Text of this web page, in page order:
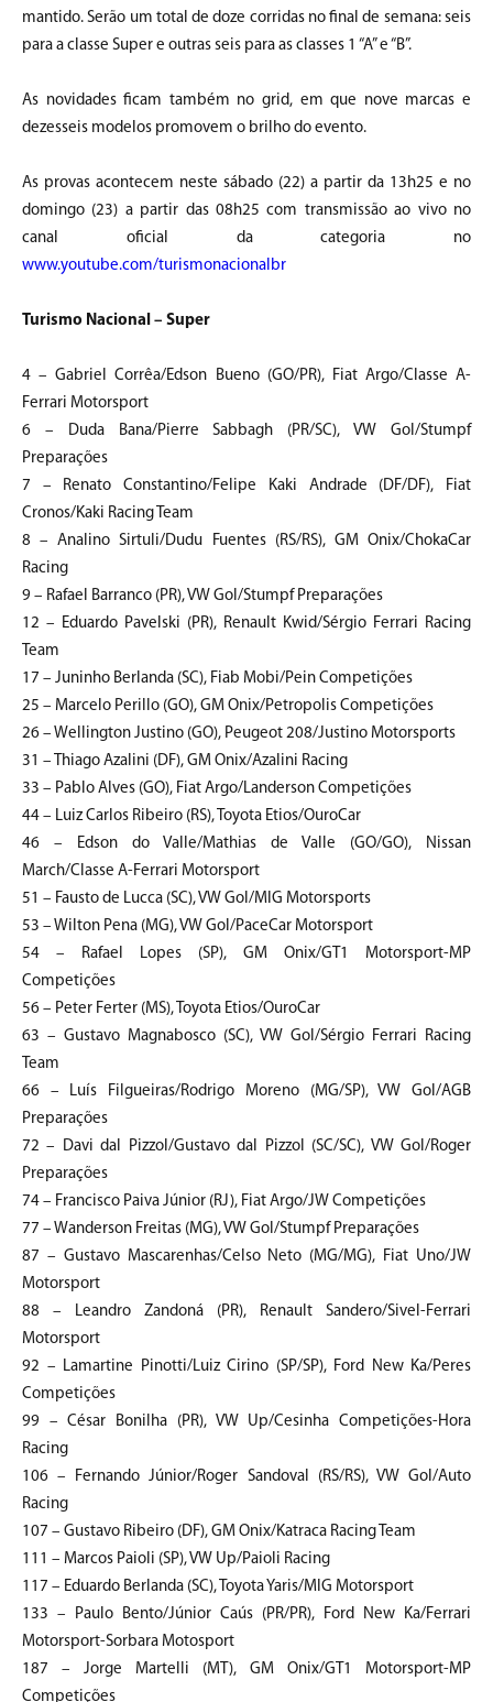
mantido. Serão um total de doze corridas no final de semana: seis
para a classe Super e outras seis para as classes 1 “A” e “B”.
As novidades ficam também no grid, em que nove marcas e
dezesseis modelos promovem o brilho do evento.
As provas acontecem neste sábado (22) a partir da 13h25 e no
domingo (23) a partir das 08h25 com transmissão ao vivo no
canal oficial da categoria no
www.youtube.com/turismonacionalbr
Turismo Nacional – Super
4 – Gabriel Corrêa/Edson Bueno (GO/PR), Fiat Argo/Classe A-
Ferrari Motorsport
6 – Duda Bana/Pierre Sabbagh (PR/SC), VW Gol/Stumpf
Preparações
7 – Renato Constantino/Felipe Kaki Andrade (DF/DF), Fiat
Cronos/Kaki Racing Team
8 – Analino Sirtuli/Dudu Fuentes (RS/RS), GM Onix/ChokaCar
Racing
9 – Rafael Barranco (PR), VW Gol/Stumpf Preparações
12 – Eduardo Pavelski (PR), Renault Kwid/Sérgio Ferrari Racing
Team
17 – Juninho Berlanda (SC), Fiab Mobi/Pein Competições
25 – Marcelo Perillo (GO), GM Onix/Petropolis Competições
26 – Wellington Justino (GO), Peugeot 208/Justino Motorsports
31 – Thiago Azalini (DF), GM Onix/Azalini Racing
33 – Pablo Alves (GO), Fiat Argo/Landerson Competições
44 – Luiz Carlos Ribeiro (RS), Toyota Etios/OuroCar
46 – Edson do Valle/Mathias de Valle (GO/GO), Nissan
March/Classe A-Ferrari Motorsport
51 – Fausto de Lucca (SC), VW Gol/MIG Motorsports
53 – Wilton Pena (MG), VW Gol/PaceCar Motorsport
54 – Rafael Lopes (SP), GM Onix/GT1 Motorsport-MP
Competições
56 – Peter Ferter (MS), Toyota Etios/OuroCar
63 – Gustavo Magnabosco (SC), VW Gol/Sérgio Ferrari Racing
Team
66 – Luís Filgueiras/Rodrigo Moreno (MG/SP), VW Gol/AGB
Preparações
72 – Davi dal Pizzol/Gustavo dal Pizzol (SC/SC), VW Gol/Roger
Preparações
74 – Francisco Paiva Júnior (RJ), Fiat Argo/JW Competições
77 – Wanderson Freitas (MG), VW Gol/Stumpf Preparações
87 – Gustavo Mascarenhas/Celso Neto (MG/MG), Fiat Uno/JW
Motorsport
88 – Leandro Zandoná (PR), Renault Sandero/Sivel-Ferrari
Motorsport
92 – Lamartine Pinotti/Luiz Cirino (SP/SP), Ford New Ka/Peres
Competições
99 – César Bonilha (PR), VW Up/Cesinha Competições-Hora
Racing
106 – Fernando Júnior/Roger Sandoval (RS/RS), VW Gol/Auto
Racing
107 – Gustavo Ribeiro (DF), GM Onix/Katraca Racing Team
111 – Marcos Paioli (SP), VW Up/Paioli Racing
117 – Eduardo Berlanda (SC), Toyota Yaris/MIG Motorsport
133 – Paulo Bento/Júnior Caús (PR/PR), Ford New Ka/Ferrari
Motorsport-Sorbara Motosport
187 – Jorge Martelli (MT), GM Onix/GT1 Motorsport-MP
Competições